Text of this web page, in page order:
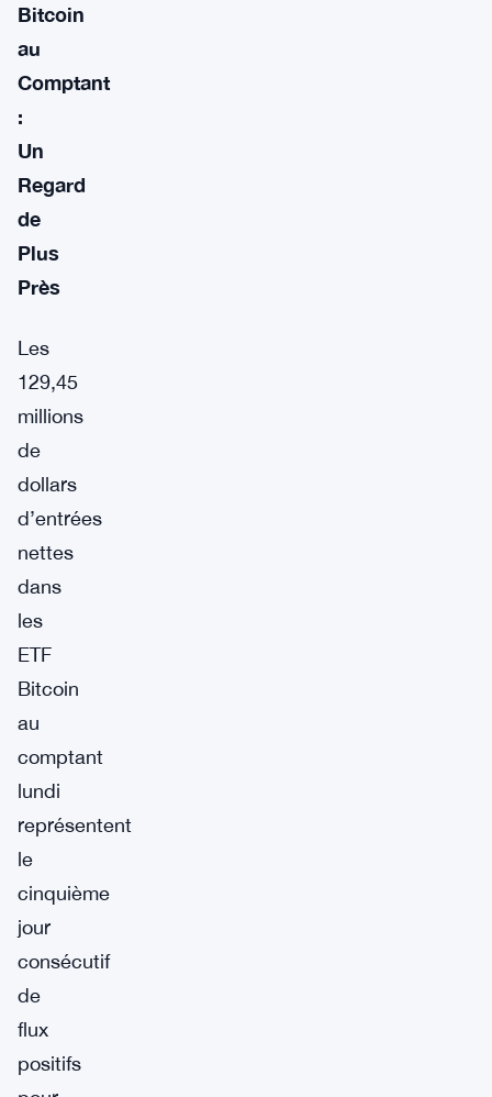
Bitcoin
au
Comptant
:
Un
Regard
de
Plus
Près
Les
129,45
millions
de
dollars
d’entrées
nettes
dans
les
ETF
Bitcoin
au
comptant
lundi
représentent
le
cinquième
jour
consécutif
de
flux
positifs